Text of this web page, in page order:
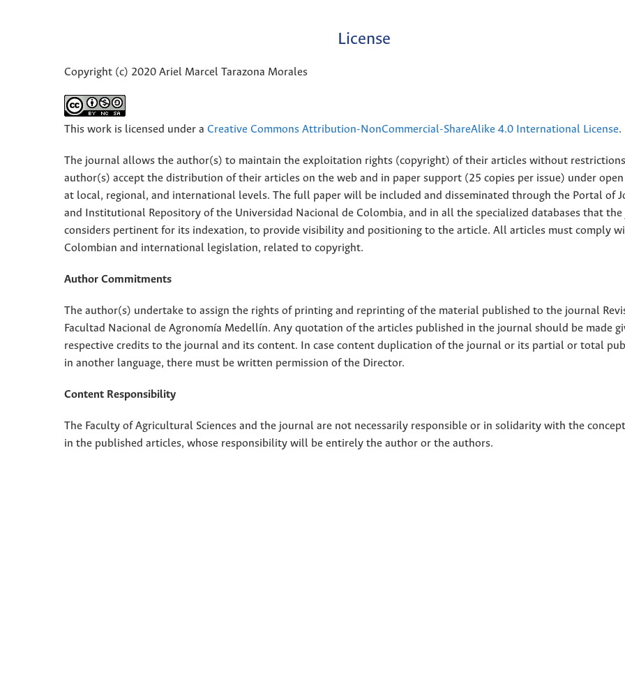
License
Copyright (c) 2020 Ariel Marcel Tarazona Morales
This work is licensed under a Creative Commons Attribution-NonCommercial-ShareAlike 4.0 International License.
The journal allows the author(s) to maintain the exploitation rights (copyright) of their articles without
author(s) accept the distribution of their articles on the web and in paper support (25 copies per issue) under open
at local, regional, and international levels. The full paper will be included and disseminated through the Portal of
and Institutional Repository of the Universidad Nacional de Colombia, and in all the specialized databases that
considers pertinent for its indexation, to provide visibility and positioning to the article. All articles must comply
Colombian and international legislation, related to copyright.
Author Commitments
The author(s) undertake to assign the rights of printing and reprinting of the material published to the journal
Facultad Nacional de Agronomía Medellín. Any quotation of the articles published in the journal should be made
respective credits to the journal and its content. In case content duplication of the journal or its partial or total
in another language, there must be written permission of the Director.
Content Responsibility
The Faculty of Agricultural Sciences and the journal are not necessarily responsible or in solidarity with the
in the published articles, whose responsibility will be entirely the author or the authors.